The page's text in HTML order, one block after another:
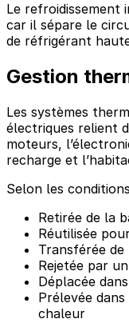
Le refroidissement
car il sépare le
de réfrigérant
Gestion
Les systèmes
électriques relient
moteurs,
recharge et
Selon les
Retirée de la
Réutilisée
Transférée
Rejetée par
Déplacée
Prélevée
chaleur